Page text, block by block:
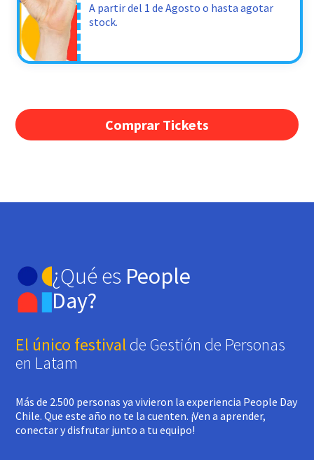
A partir del 1 de Agosto o hasta agotar
stock.
Comprar Tickets
¿Qué es People
Day?
El único festivalde Gestión de Personas
en Latam
Más de 2.500 personas ya vivieron la experiencia People Day
Chile. Que este año no te la cuenten. ¡Ven a aprender,
conectar y disfrutar junto a tu equipo!